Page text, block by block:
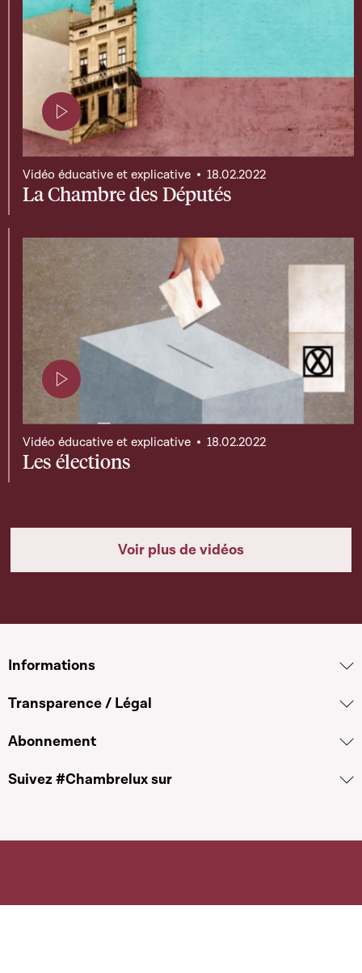
Page contenant une vidéo
La Chambre des Députés
Vidéo éducative et explicative 18.02.2022
Les élections
Vidéo éducative et explicative 18.02.2022
Voir plus de vidéos
Informations
Transparence / Légal
Abonnement
Suivez #Chambrelux sur